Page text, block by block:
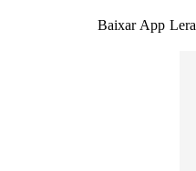
Baixar App Lera